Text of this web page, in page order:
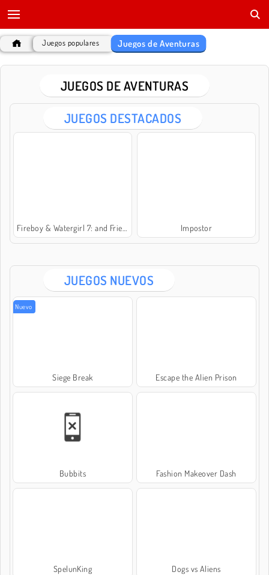
Juegos populares Juegos de Aventuras
JUEGOS DE AVENTURAS
JUEGOS DESTACADOS
Fireboy & Watergirl 7: and Friends Impostor
JUEGOS NUEVOS
Nuevo
Siege Break Escape the Alien Prison
Bubbits Fashion Makeover Dash
SpelunKing Dogs vs Aliens